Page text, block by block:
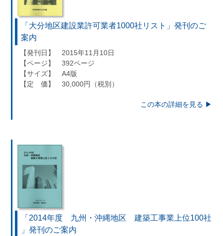
「大分地区建設業許可業者1000社リスト」発刊のご
案内
【発刊日】 2015年11月10日
【ページ】 392ページ
【サイズ】 A4版
【定 価】 30,000円（税別）
この本の詳細を見る ▶︎
「2014年度 九州・沖縄地区 建築工事業上位100社
」発刊のご案内